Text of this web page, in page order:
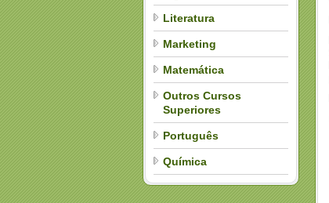
Literatura
Marketing
Matemática
Outros Cursos
Superiores
Português
Química